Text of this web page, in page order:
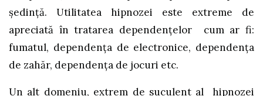
şedinţă. Utilitatea hipnozei este extreme de
apreciată în tratarea dependenţelor cum ar fi:
fumatul, dependenţa de electronice, dependenţa
de zahăr, dependenţa de jocuri etc.
Un alt domeniu, extrem de suculent al hipnozei